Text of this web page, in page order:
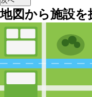
地図から施設を